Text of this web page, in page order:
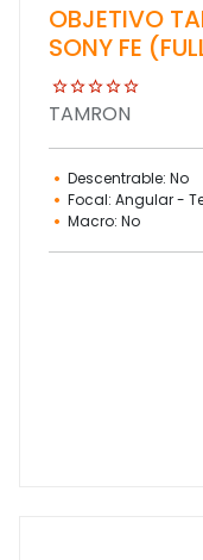
OBJETIVO
SONY FE
TAMRON
Descentrable: No
Focal: Angular -
Macro: No